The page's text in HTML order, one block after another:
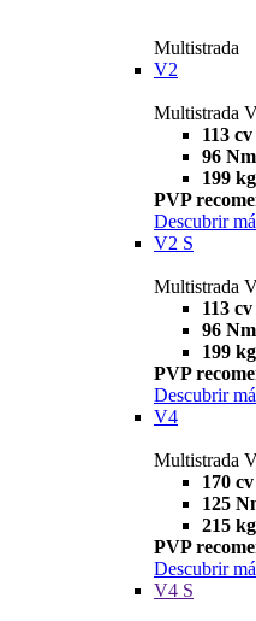
Multistrada
V2
Multistrada
113 cv
96 Nm
199 kg
PVP
Descubrir
V2 S
Multistrada
113 cv
96 Nm
199 kg
PVP
Descubrir
V4
Multistrada
170 cv
125
215 kg
PVP
Descubrir
V4 S